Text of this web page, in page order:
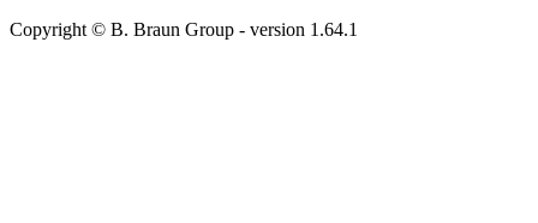
Copyright © B. Braun Group - version 1.64.1